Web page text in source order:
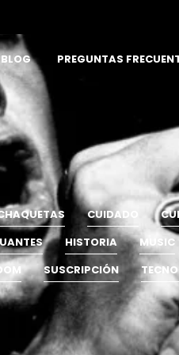
BLOG PREGUNTAS
CUIDADO
HISTORIA MUSIC
SUSCRIPCIÓN